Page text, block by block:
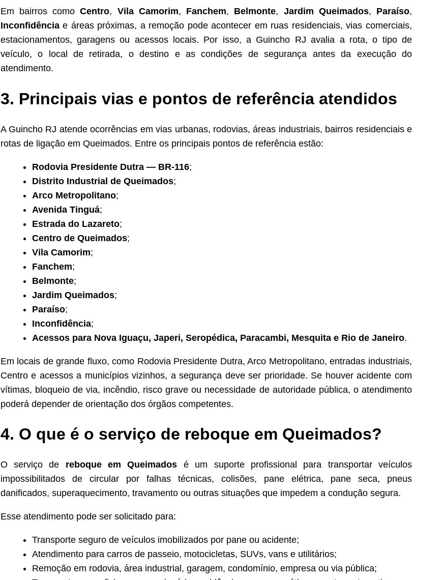
Em bairros comoCentro, Vila Camorim, Fanchem, Belmonte, Jardim Queimados, Paraíso,
Inconfidênciae áreas próximas, a remoção pode acontecer em ruas residenciais, vias comerciais,
estacionamentos, garagens ou acessos locais. Por isso, a Guincho RJ avalia a rota, o tipo de
veículo, o local de retirada, o destino e as condições de segurança antes da execução do
atendimento.
3. Principais vias e pontos de referência atendidos
A Guincho RJ atende ocorrências em vias urbanas, rodovias, áreas industriais, bairros residenciais e
rotas de ligação em Queimados. Entre os principais pontos de referência estão:
Rodovia Presidente Dutra — BR-116;
Distrito Industrial de Queimados;
Arco Metropolitano;
Avenida Tinguá;
Estrada do Lazareto;
Centro de Queimados;
Vila Camorim;
Fanchem;
Belmonte;
Jardim Queimados;
Paraíso;
Inconfidência;
Acessos para Nova Iguaçu, Japeri, Seropédica, Paracambi, Mesquita e Rio de Janeiro.
Em locais de grande fluxo, como Rodovia Presidente Dutra, Arco Metropolitano, entradas industriais,
Centro e acessos a municípios vizinhos, a segurança deve ser prioridade. Se houver acidente com
vítimas, bloqueio de via, incêndio, risco grave ou necessidade de autoridade pública, o atendimento
poderá depender de orientação dos órgãos competentes.
4. O que é o serviço de reboque em Queimados?
O serviço de reboque em Queimados é um suporte profissional para transportar veículos
impossibilitados de circular por falhas técnicas, colisões, pane elétrica, pane seca, pneus
danificados, superaquecimento, travamento ou outras situações que impedem a condução segura.
Esse atendimento pode ser solicitado para:
Transporte seguro de veículos imobilizados por pane ou acidente;
Atendimento para carros de passeio, motocicletas, SUVs, vans e utilitários;
Remoção em rodovia, área industrial, garagem, condomínio, empresa ou via pública;